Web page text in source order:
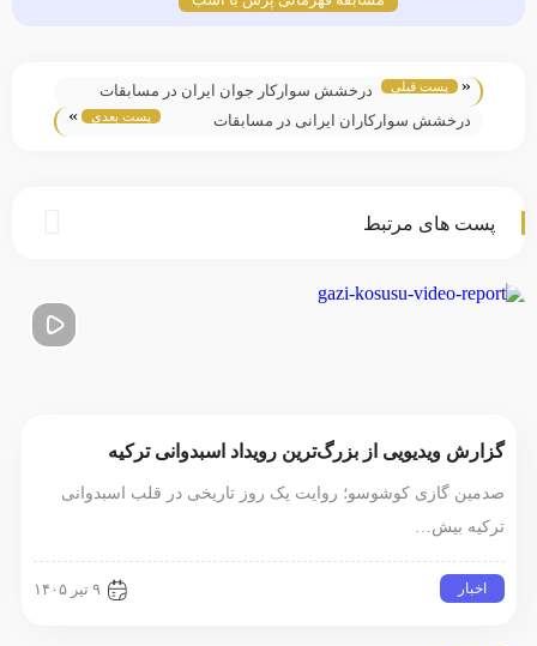
« پست قبلی
درخشش سوارکار جوان ایران در مسابقات
پرش با اسب هند و کسب کاپ آسیا
درخشش سوارکاران ایرانی در مسابقات
پست بعدی »
پست های مرتبط
گزارش ویدیویی از بزرگ‌ترین رویداد اسبدوانی ترکیه
صدمین گازی کوشوسو؛ روایت یک روز تاریخی در قلب اسبدوانی
ترکیه بیش…
اخبار ۹ تیر ۱۴۰۵